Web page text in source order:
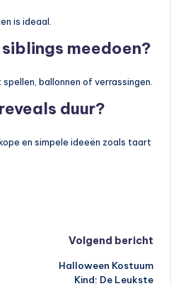
is ideaal.
siblings meedoen?
ballonnen of verrassingen.
duur?
en simpele ideeën zoals taart
Volgend bericht
Halloween Kostuum
Kind: De Leukste